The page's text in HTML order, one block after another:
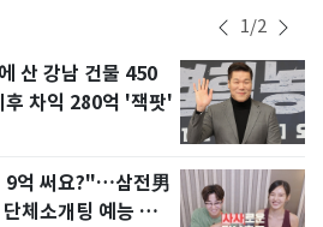
1/2
산 강남 건물 450
차익 280억 '잭팟'
9억 써요?"…삼전男
체소개팅 예능 화